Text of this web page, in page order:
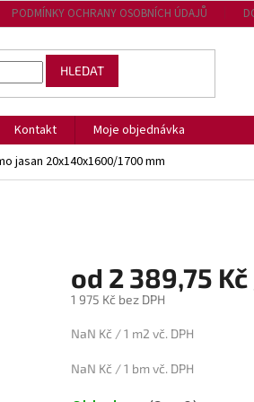
PODMÍNKY OCHRANY OSOBNÍCH ÚDAJŮ
HLEDAT
Kontakt
Moje objednávka
jasan 20x140x1600/1700 mm
od 2 389,75
1 975 Kč bez DPH
cena:
NaN Kč / 1 m2 vč. DPH
NaN Kč / 1 bm vč. DPH